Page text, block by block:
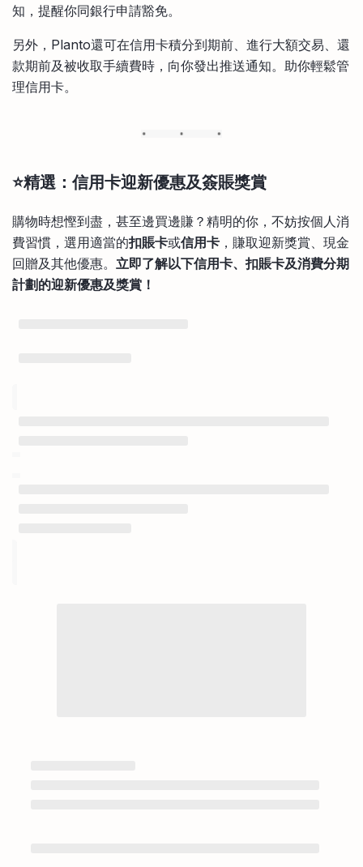
知，提醒你同銀行申請豁免。
另外，Planto還可在信用卡積分到期前、進行大額交易、還
款期前及被收取手續費時，向你發出推送通知。助你輕鬆管
理信用卡。
⭐精選：信用卡迎新優惠及簽賬獎賞
購物時想慳到盡，甚至邊買邊賺？精明的你，不妨按個人消
費習慣，選用適當的扣賬卡或信用卡 ，賺取迎新獎賞、現金
回贈及其他優惠。 立即了解以下信用卡、扣賬卡及消費分期
計劃的迎新優惠及獎賞！